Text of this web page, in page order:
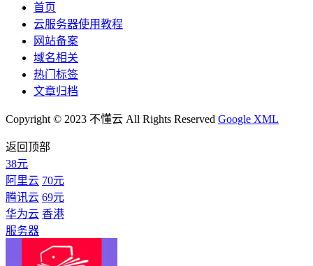
首页
云服务器使用教程
网站备案
域名相关
热门标签
文章归档
Copyright © 2023 不懂云 All Rights Reserved Google XML
返回顶部
38元
阿里云 70元
腾讯云 69元
华为云 香港
服务器